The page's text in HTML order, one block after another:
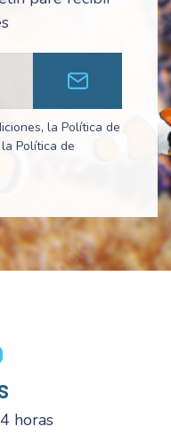
la Política de
Política de
horas